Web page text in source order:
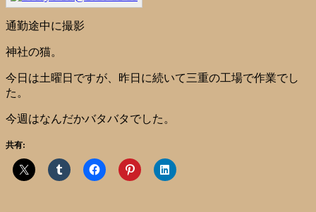
通勤途中に撮影
神社の猫。
今日は土曜日ですが、昨日に続いて三重の工場で作業でし
た。
今週はなんだかバタバタでした。
共有: